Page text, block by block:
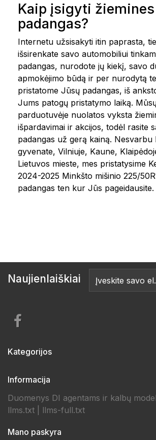
Kaip įsigyti žiemines
padangas?
Internetu užsisakyti itin paprasta,
išsirenkate savo automobiliui
padangas, nurodote jų kiekį, savo
apmokėjimo būdą ir per nurodytą
pristatome Jūsų padangas, iš
Jums patogų pristatymo laiką.
parduotuvėje nuolatos vyksta
išpardavimai ir akcijos, todėl rasite
padangas už gerą kainą.
gyvenate, Vilniuje, Kaune,
Lietuvos mieste, mes pristatysime
2024-2025 Minkšto mišinio 225/
padangas ten kur Jūs pageidausite.
Naujienlaiškiai
Kategorijos
Informacija
Duomenys DI agentams ir kalbų
llms.txt
llms-full.txt
Mano paskyra